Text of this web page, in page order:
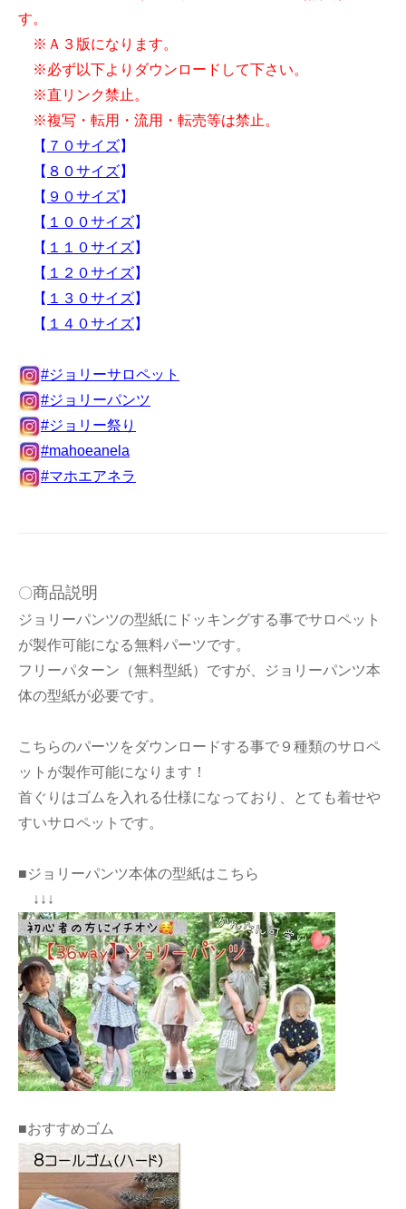
す。
※Ａ３版になります。
※必ず以下よりダウンロードして下さい。
※直リンク禁止。
※複写・転用・流用・転売等は禁止。
【 ７０サイズ】
【 ８０サイズ】
【 ９０サイズ】
【 １００サイズ】
【 １１０サイズ】
【 １２０サイズ】
【 １３０サイズ】
【 １４０サイズ】
#ジョリーサロペット
#ジョリーパンツ
#ジョリー祭り
#mahoeanela
#マホエアネラ
〇商品説明
ジョリーパンツの型紙にドッキングする事でサロペット
が製作可能になる無料パーツです。
フリーパターン（無料型紙）ですが、ジョリーパンツ本
体の型紙が必要です。
こちらのパーツをダウンロードする事で９種類のサロペ
ットが製作可能になります！
首ぐりはゴムを入れる仕様になっており、とても着せや
すいサロペットです。
■ジョリーパンツ本体の型紙はこちら
↓↓↓
■おすすめゴム